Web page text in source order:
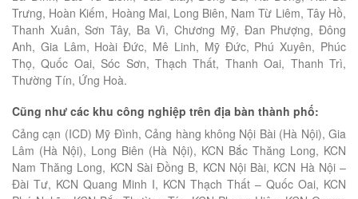
Trưng, Hoàn Kiếm, Hoàng Mai, Long Biên, Nam Từ Liêm, Tây Hồ,
Thanh Xuân, Sơn Tây, Ba Vì, Chương Mỹ, Đan Phượng, Đông
Anh, Gia Lâm, Hoài Đức, Mê Linh, Mỹ Đức, Phú Xuyên, Phúc
Thọ, Quốc Oai, Sóc Sơn, Thạch Thất, Thanh Oai, Thanh Trì,
Thường Tín, Ứng Hoà.
Cũng như các khu công nghiệp trên địa bàn thành phố:
Cảng cạn (ICD) Mỹ Đình, Cảng hàng không Nội Bài (Hà Nội), Gia
Lâm (Hà Nội), Long Biên (Hà Nội), KCN Bắc Thăng Long, KCN
Nam Thăng Long, KCN Sài Đồng B, KCN Nội Bài, KCN Hà Nội –
Đài Tư, KCN Quang Minh I, KCN Thạch Thất – Quốc Oai, KCN